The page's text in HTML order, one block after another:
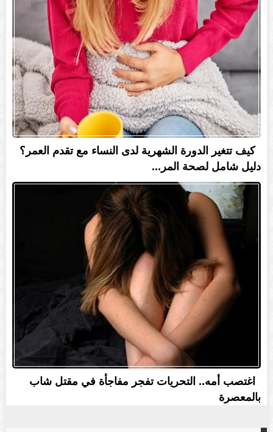
كيف تتغير الدورة الشهرية لدى النساء مع تقدم العمر؟
دليل شامل لصحة المر...
اغتصب أمه.. التحريات تفجر مفاجأة في مقتل شاب
بالمعصرة